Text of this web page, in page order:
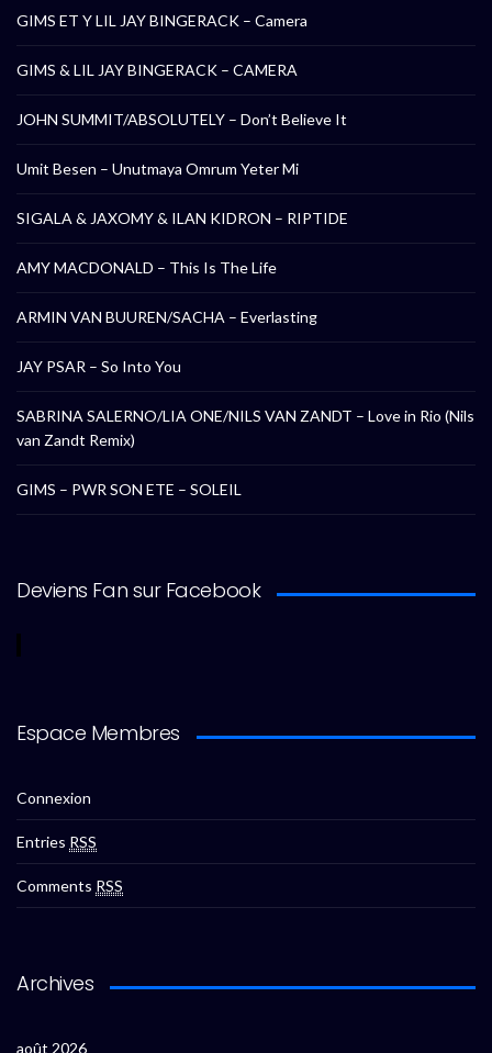
GIMS ET Y LIL JAY BINGERACK – Camera
GIMS & LIL JAY BINGERACK – CAMERA
JOHN SUMMIT/ABSOLUTELY – Don’t Believe It
Umit Besen – Unutmaya Omrum Yeter Mi
SIGALA & JAXOMY & ILAN KIDRON – RIPTIDE
AMY MACDONALD – This Is The Life
ARMIN VAN BUUREN/SACHA – Everlasting
JAY PSAR – So Into You
SABRINA SALERNO/LIA ONE/NILS VAN ZANDT – Love in Rio (Nils
van Zandt Remix)
GIMS – PWR SON ETE – SOLEIL
Deviens Fan sur Facebook
Espace Membres
Connexion
Entries RSS
Comments RSS
Archives
août 2026